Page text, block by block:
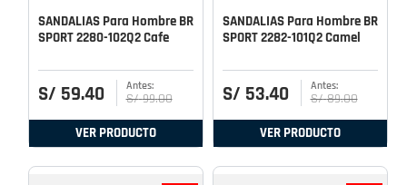
SANDALIAS Para Hombre BR
SPORT 2280-102Q2 Cafe
S/ 59.40 S/ 99.00
VER PRODUCTO
SANDALIAS Para Hombre BR
SPORT 2282-101Q2 Camel
S/ 53.40 S/ 89.00
VER PRODUCTO